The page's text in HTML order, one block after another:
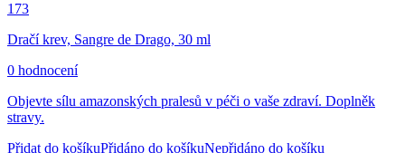
173
Dračí krev, Sangre de Drago, 30 ml
0 hodnocení
Objevte sílu amazonských pralesů v péči o vaše zdraví. Doplněk
stravy.
Přidat do košíkuPřidáno do košíkuNepřidáno do košíku